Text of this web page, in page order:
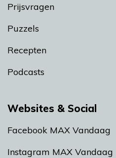
Prijsvragen
Puzzels
Recepten
Podcasts
Websites & Social
Facebook MAX Vandaag
Instagram MAX Vandaag